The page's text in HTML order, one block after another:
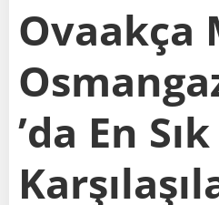
Ovaakça
’da En Sık